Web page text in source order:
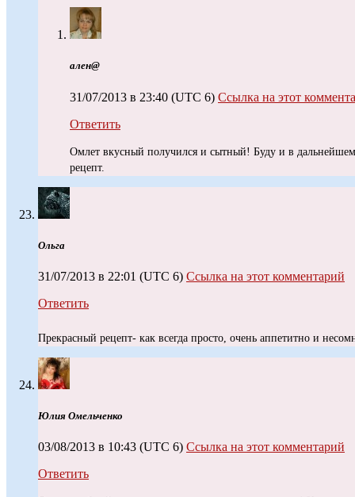
ален@
31/07/2013 в 23:40 (UTC 6) Ссылка на этот
Ответить
Омлет вкусный получился и сытный! Буду и в дальнейшем
рецепт.
Ольга
31/07/2013 в 22:01 (UTC 6) Ссылка на этот комментарий
Ответить
Прекрасный рецепт- как всегда просто, очень аппетитно и
Юлия Омельченко
03/08/2013 в 10:43 (UTC 6) Ссылка на этот комментарий
Ответить